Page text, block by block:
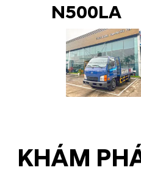
N500LA
KHÁM